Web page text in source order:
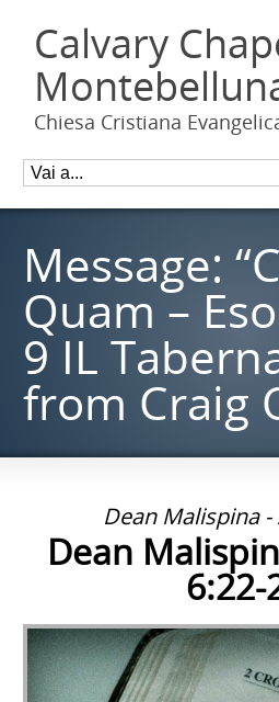
Calvary
Chiesa Cristiana
Message:
Quam –
9 IL
from Craig
Dean Malispina -
Dean
6:22-